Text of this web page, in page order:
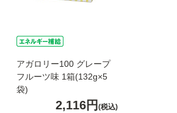
アガロリー100 グレープ
フルーツ味 1箱(132g×5
袋)
2,116円 (税込)